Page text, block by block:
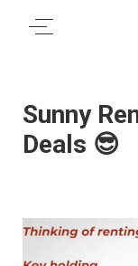
Sunny
Deals 😎